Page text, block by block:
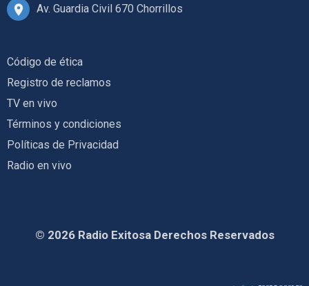
Av. Guardia Civil 670 Chorrillos
Código de ética
Registro de reclamos
TV en vivo
Términos y condiciones
Políticas de Privacidad
Radio en vivo
© 2026 Radio Exitosa Derechos Reservados